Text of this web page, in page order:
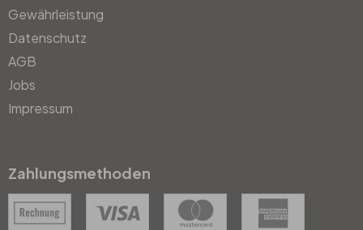
Gewährleistung
Datenschutz
AGB
Jobs
Impressum
Zahlungsmethoden